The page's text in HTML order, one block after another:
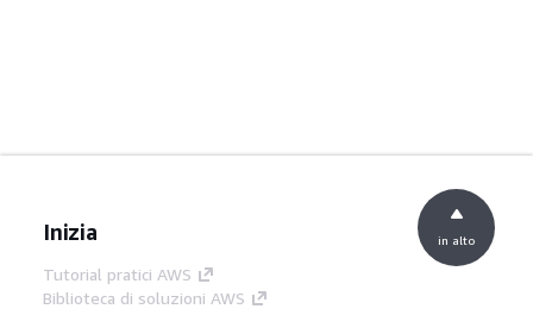
Inizia
Tutorial pratici AWS
Biblioteca di soluzioni AWS
in alto